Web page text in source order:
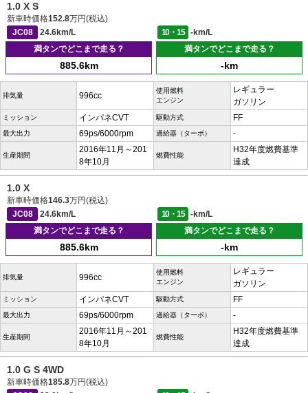
1.0 X S
新車時価格152.8万円(税込)
JC08
24.6km/L 10・15
-km/L
満タンでどこまで走る？
885.6km
満タンでどこまで走る？
-km
排気量 996cc
使用燃料
エンジン
レギュラー
ガソリン
ミッション インパネCVT 駆動方式 FF
最大出力 69ps/6000rpm 過給器（ターボ） -
生産期間
2016年11月～201
8年10月
燃費性能
H32年度燃費基準
達成
1.0 X
新車時価格146.3万円(税込)
JC08
24.6km/L 10・15
-km/L
満タンでどこまで走る？
885.6km
満タンでどこまで走る？
-km
排気量 996cc
使用燃料
エンジン
レギュラー
ガソリン
ミッション インパネCVT 駆動方式 FF
最大出力 69ps/6000rpm 過給器（ターボ） -
生産期間
2016年11月～201
8年10月
燃費性能
H32年度燃費基準
達成
1.0 G S 4WD
新車時価格185.8万円(税込)